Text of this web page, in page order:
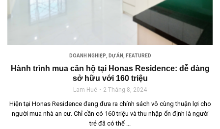
DOANH NGHIỆP DỰ ÁN FEATURED
Hành trình mua căn hộ tại Honas Residence: dễ dàng
sở hữu với 160 triệu
Lam Huê 2 Tháng 8, 2024
Hiện tại Honas Residence đang đưa ra chính sách vô cùng thuận lợi cho
người mua nhà an cư. Chỉ cần có 160 triệu và thu nhập ổn định là người
trẻ đã có thể ...